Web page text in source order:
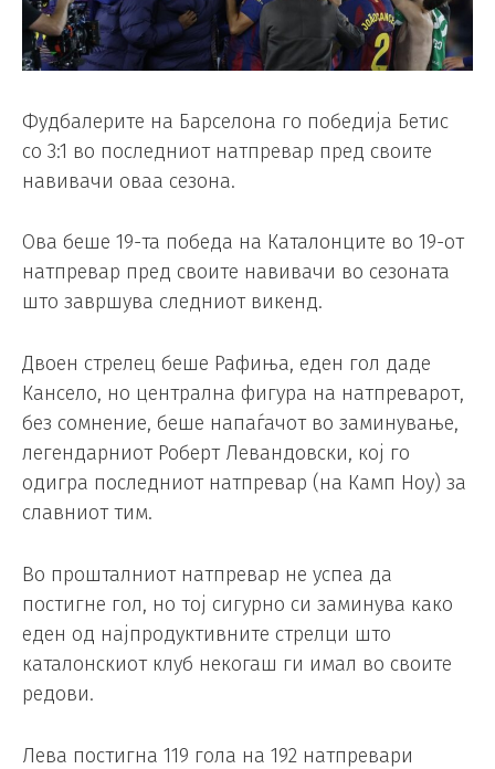
Фудбалерите на Барселона го победија Бетис
со 3:1 во последниот натпревар пред своите
навивачи оваа сезона.
Ова беше 19-та победа на Каталонците во 19-от
натпревар пред своите навивачи во сезоната
што завршува следниот викенд.
Двоен стрелец беше Рафиња, еден гол даде
Кансело, но централна фигура на натпреварот,
без сомнение, беше напаѓачот во заминување,
легендарниот Роберт Левандовски, кој го
одигра последниот натпревар (на Камп Ноу) за
славниот тим.
Во прошталниот натпревар не успеа да
постигне гол, но тој сигурно си заминува како
еден од најпродуктивните стрелци што
каталонскиот клуб некогаш ги имал во своите
редови.
Лева постигна 119 гола на 192 натпревари